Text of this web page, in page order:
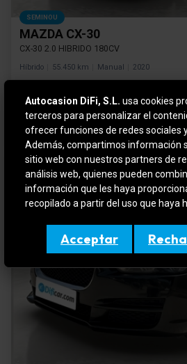
SEMINOU
MAZDA CX-30
CX-30 2.0 HIBRIDO 180CV
Híbrido 55.450 km Manual 2020
Preu financiat
18.990 €
Autocasion DiFi, S.L. usa cookies
terceros para personalizar el
ofrecer funciones de redes sociales
Además, compartimos información
sitio web con nuestros partners de
análisis web, quienes pueden
información que les haya
recopilado a partir del uso que haya
Acceptar